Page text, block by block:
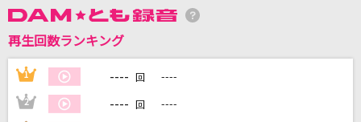
Sparkling Daydream
DAMの新曲・ランキングなど
再生回数ランキング
1 ---- 回 ----
2 ---- 回 ----